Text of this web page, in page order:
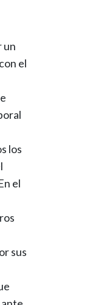
un
el
los
el
sus